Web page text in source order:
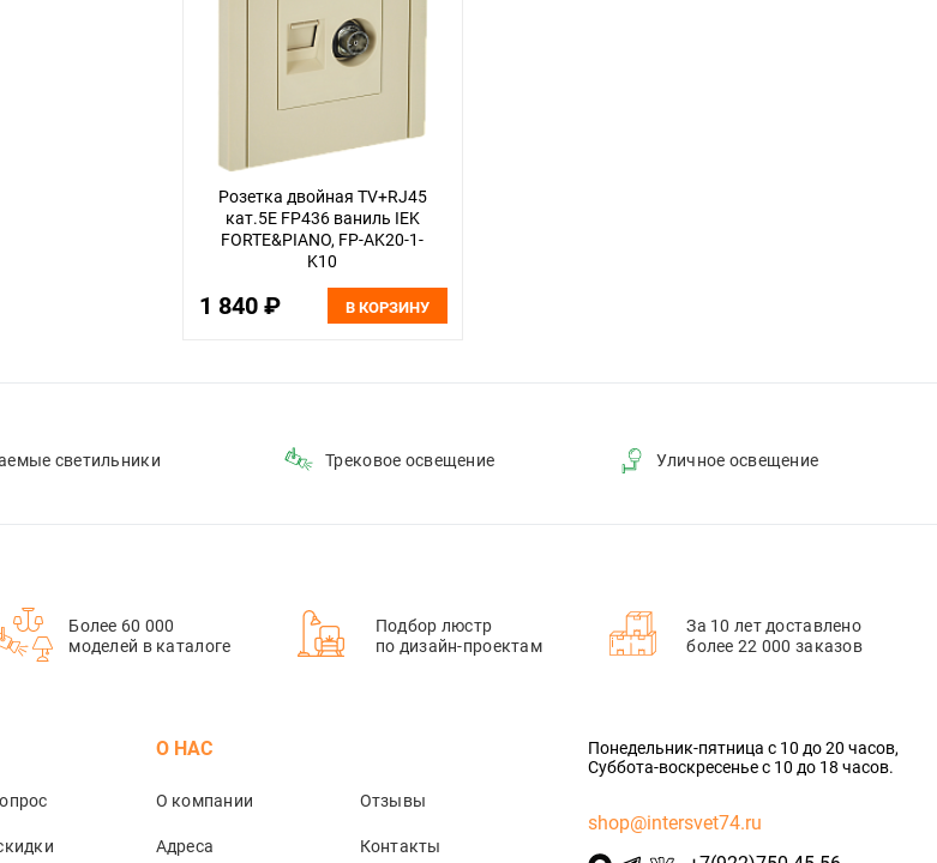
Розетка двойная TV+RJ45
кат.5E FP436 ваниль IEK
FORTE&PIANO, FP-AK20-1-
K10
1 840 ₽ В КОРЗИНУ
светильники Трековое освещение Уличное освещение
Более 60 000
моделей в каталоге
Подбор люстр
по дизайн-проектам
За 10 лет доставлено
более 22 000 заказов
О НАС
О компании Отзывы
Адреса Контакты
Понедельник-пятница с 10 до 20 часов,
Суббота-воскресенье с 10 до 18 часов.
shop@intersvet74.ru